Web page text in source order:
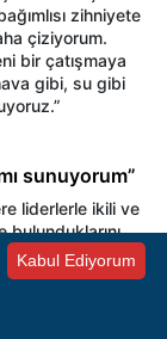
zihniyete
çiziyorum.
bir çatışmaya
gibi, su gibi
sunuyorum”
liderlerle ikili ve
liderleriyle de
Kabul Ediyorum